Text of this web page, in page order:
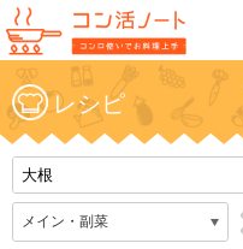
レシピ